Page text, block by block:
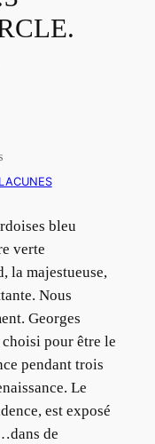
LACUNES
bleu
verte
la majestueuse,
Nous
Georges
pour être le
pendant trois
Le
est exposé
de